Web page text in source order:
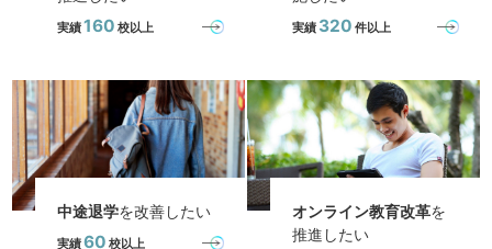
実績160 校以上 実績 320 件以上
中途退学を改善したい
実績60 校以上
オンライン教育改革を
推進したい